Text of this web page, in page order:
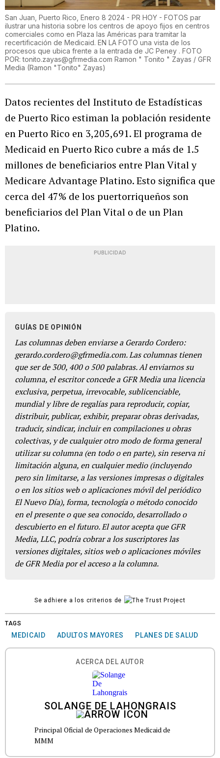
San Juan, Puerto Rico, Enero 8 2024 - PR HOY - FOTOS par
ilustrar una historia sobre los centros de apoyo fijos en centros
comerciales como en Plaza las Américas para tramitar la
recertificación de Medicaid. EN LA FOTO una vista de los
procesos que ubica frente a la entrada de JC Peney . FOTO
POR: tonito.zayas@gfrmedia.com Ramon " Tonito " Zayas / GFR
Media (Ramon "Tonito" Zayas)
Datos recientes del Instituto de Estadísticas
de Puerto Rico estiman la población residente
en Puerto Rico en 3,205,691. El programa de
Medicaid en Puerto Rico cubre a más de 1.5
millones de beneficiarios entre Plan Vital y
Medicare Advantage Platino. Esto significa que
cerca del 47% de los puertorriqueños son
beneficiarios del Plan Vital o de un Plan
Platino.
PUBLICIDAD
GUÍAS DE OPINIÓN
Las columnas deben enviarse a Gerardo Cordero:
gerardo.cordero@gfrmedia.com. Las columnas tienen
que ser de 300, 400 o 500 palabras. Al enviarnos su
columna, el escritor concede a GFR Media una licencia
exclusiva, perpetua, irrevocable, sublicenciable,
mundial y libre de regalías para reproducir, copiar,
distribuir, publicar, exhibir, preparar obras derivadas,
traducir, sindicar, incluir en compilaciones u obras
colectivas, y de cualquier otro modo de forma general
utilizar su columna (en todo o en parte), sin reserva ni
limitación alguna, en cualquier medio (incluyendo
pero sin limitarse, a las versiones impresas o digitales
o en los sitios web o aplicaciones móvil del periódico
El Nuevo Día), forma, tecnología o método conocido
en el presente o que sea conocido, desarrollado o
descubierto en el futuro. El autor acepta que GFR
Media, LLC, podría cobrar a los suscriptores las
versiones digitales, sitios web o aplicaciones móviles
de GFR Media por el acceso a la columna.
Se adhiere a los criterios de
TAGS
MEDICAID ADULTOS MAYORES PLANES DE SALUD
ACERCA DEL AUTOR
SOLANGE DE LAHONGRAIS
Principal Oficial de Operaciones Medicaid de
MMM